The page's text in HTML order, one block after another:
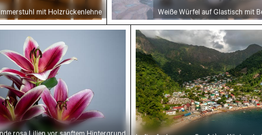
mit Holzrückenlehne Weiße Würfel auf Glastisch mit
mit Regenbogen, Mauritius
rosa Lilien vor sanftem Hintergrund
rosa Lilien vor sanftem Hintergrund
Luftaufnahme von